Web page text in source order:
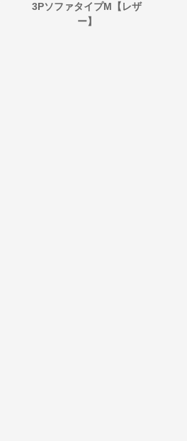
3PソファタイプM【レザ
ー】